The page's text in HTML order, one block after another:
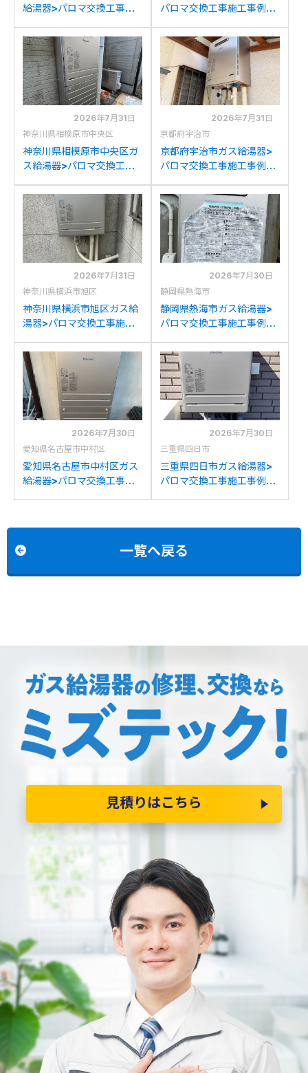
給湯器>パロマ交換工事施
WZ161FEPからパロマFH-
2023SAW-1への交換
パロマ交換工事施工事例：
らパロマFH-2023SAW-1
への交換
2026年7月31日
神奈川県相模原市中央区
神奈川県相模原市中央区ガ
ス給湯器>パロマ交換工事
V2001SAWからパロマ
FH-2023SAW-1への交換
2026年7月31日
京都府宇治市
京都府宇治市ガス給湯器>
パロマ交換工事施工事例：
A2000SAWからパロマ
FH-2023SAW-1への交換
2026年7月31日
神奈川県横浜市旭区
神奈川県横浜市旭区ガス給
湯器>パロマ交換工事施工
2428SAWXからパロマ
FH-2023SAW-1への交換
2026年7月30日
静岡県熱海市
静岡県熱海市ガス給湯器>
パロマ交換工事施工事例：
らパロマFH-2023SAW-1
への交換
2026年7月30日
愛知県名古屋市中村区
愛知県名古屋市中村区ガス
給湯器>パロマ交換工事施
2026年7月30日
三重県四日市
三重県四日市ガス給湯器>
パロマ交換工事施工事例：
一覧へ戻る
見積りはこちら